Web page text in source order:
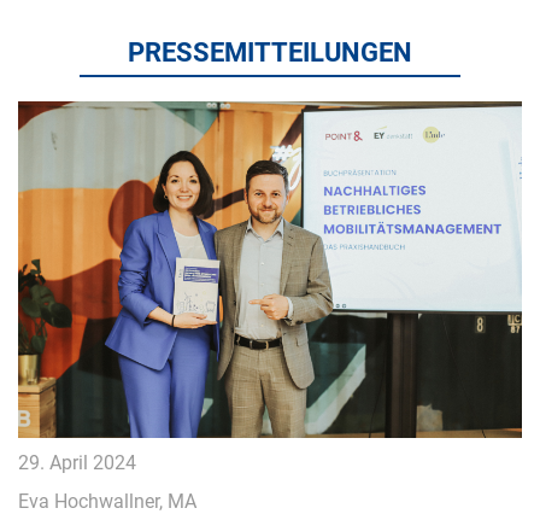
PRESSEMITTEILUNGEN
29. April 2024
Eva Hochwallner, MA